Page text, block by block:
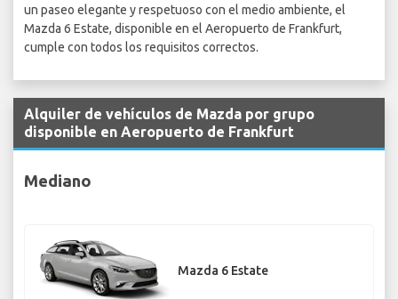
un paseo elegante y respetuoso con el medio ambiente, el
Mazda 6 Estate, disponible en el Aeropuerto de Frankfurt,
cumple con todos los requisitos correctos.
Alquiler de vehículos de Mazda por grupo
disponible en Aeropuerto de Frankfurt
Mediano
Mazda 6 Estate